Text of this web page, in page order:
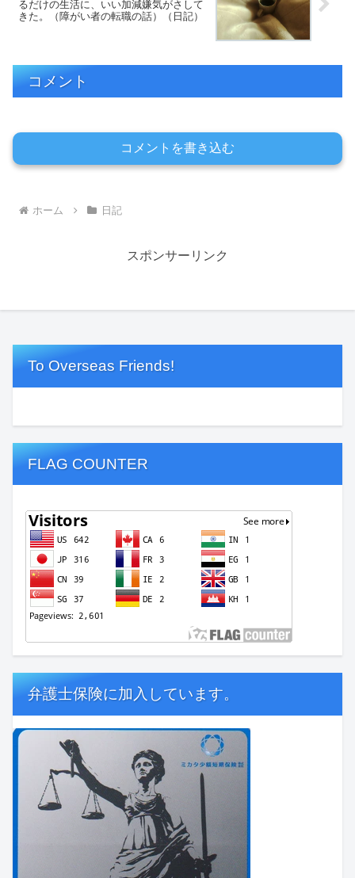
るだけの生活に、いい加減嫌気がさして
きた。（障がい者の転職の話）（日記）
コメント
コメントを書き込む
ホーム 日記
スポンサーリンク
To Overseas Friends!
FLAG COUNTER
弁護士保険に加入しています。